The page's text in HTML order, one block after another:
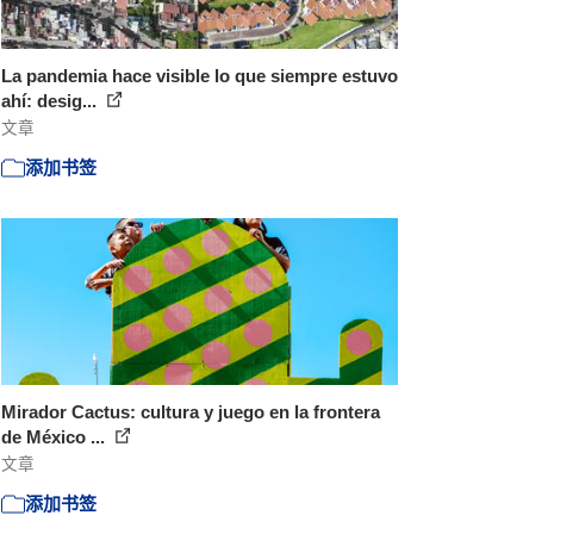
La pandemia hace visible lo que siempre estuvo
ahí: desig...
文章
添加书签
Mirador Cactus: cultura y juego en la frontera
de México ...
文章
添加书签